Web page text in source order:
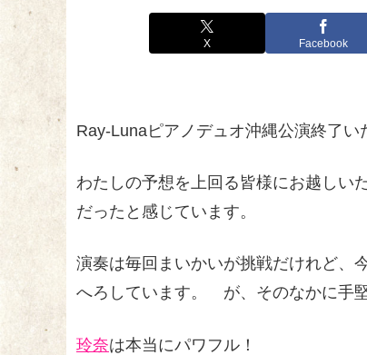
X Facebook
Ray-Lunaピアノデュオ沖縄公演終了
わたしの予想を上回る皆様にお越しい
だったと感じています。
演奏は毎回まいかいが挑戦だけれど、
へろしています。 が、そのなかに手
玲奈は本当にパワフル！